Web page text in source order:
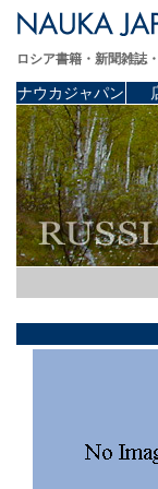
ロシア書籍・新聞雑誌
ナウカジャパン